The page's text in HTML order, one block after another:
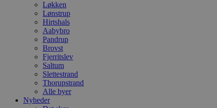
Løkken
Lønstrup
Hirtshals
Aabybro
Pandrup
Brovst
Fjerritslev
Saltum
Slettestrand
Thorupstrand
Alle byer
Nyheder